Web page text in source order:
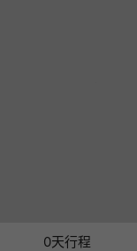
0天行程